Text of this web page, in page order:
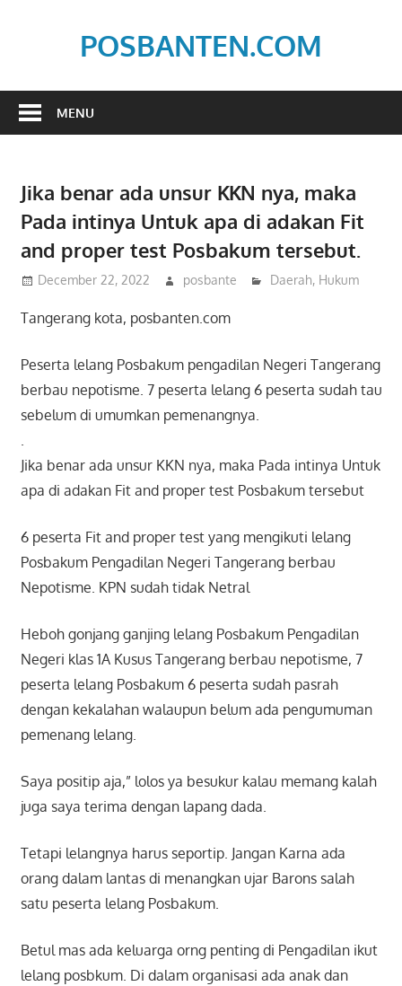
POSBANTEN.COM
Dan
MENU
Jika benar ada unsur KKN nya, maka
Pada intinya Untuk apa di adakan Fit
and proper test Posbakum tersebut.
December 22, 2022 posbante Daerah, Hukum
Tangerang kota, posbanten.com
Peserta lelang Posbakum pengadilan Negeri Tangerang
berbau nepotisme. 7 peserta lelang 6 peserta sudah tau
sebelum di umumkan pemenangnya.
.
Jika benar ada unsur KKN nya, maka Pada intinya Untuk
apa di adakan Fit and proper test Posbakum tersebut
6 peserta Fit and proper test yang mengikuti lelang
Posbakum Pengadilan Negeri Tangerang berbau
Nepotisme. KPN sudah tidak Netral
Heboh gonjang ganjing lelang Posbakum Pengadilan
Negeri klas 1A Kusus Tangerang berbau nepotisme, 7
peserta lelang Posbakum 6 peserta sudah pasrah
dengan kekalahan walaupun belum ada pengumuman
pemenang lelang.
Saya positip aja,” lolos ya besukur kalau memang kalah
juga saya terima dengan lapang dada.
Tetapi lelangnya harus seportip. Jangan Karna ada
orang dalam lantas di menangkan ujar Barons salah
satu peserta lelang Posbakum.
Betul mas ada keluarga orng penting di Pengadilan ikut
lelang posbkum. Di dalam organisasi ada anak dan